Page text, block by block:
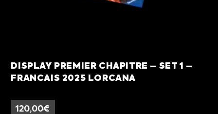
DISPLAY PREMIER CHAPITRE – SET 1 –
FRANCAIS 2025 LORCANA
120,00€